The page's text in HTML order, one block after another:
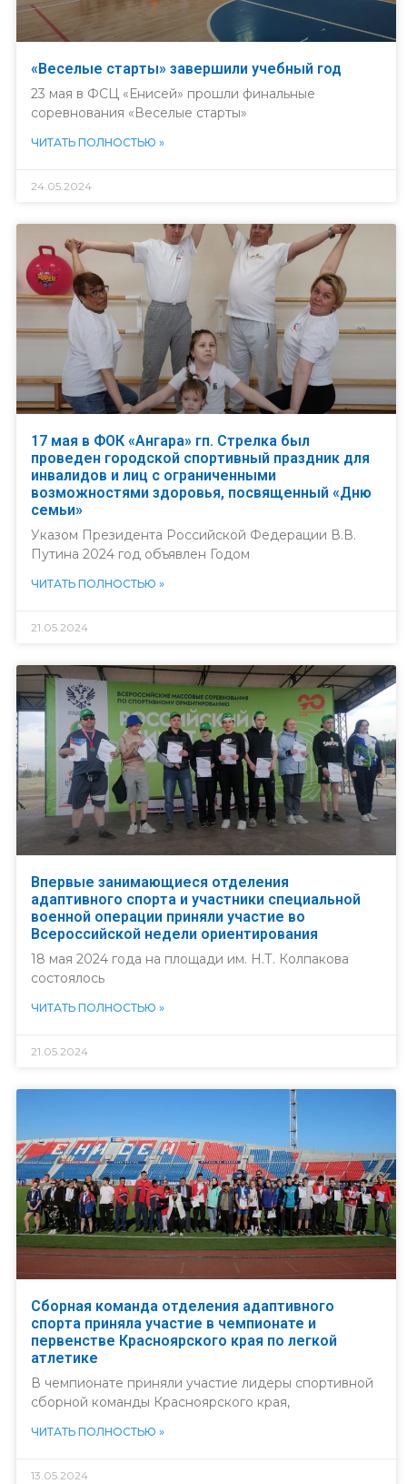
«Веселые старты» завершили учебный год
23 мая в ФСЦ «Енисей» прошли финальные
соревнования «Веселые старты»
ЧИТАТЬ ПОЛНОСТЬЮ »
24.05.2024
17 мая в ФОК «Ангара» гп. Стрелка был
проведен городской спортивный праздник для
инвалидов и лиц с ограниченными
возможностями здоровья, посвященный «Дню
семьи»
Указом Президента Российской Федерации В.В.
Путина 2024 год объявлен Годом
ЧИТАТЬ ПОЛНОСТЬЮ »
21.05.2024
Впервые занимающиеся отделения
адаптивного спорта и участники специальной
военной операции приняли участие во
Всероссийской недели ориентирования
18 мая 2024 года на площади им. Н.Т. Колпакова
состоялось
ЧИТАТЬ ПОЛНОСТЬЮ »
21.05.2024
Сборная команда отделения адаптивного
спорта приняла участие в чемпионате и
первенстве Красноярского края по легкой
атлетике
В чемпионате приняли участие лидеры спортивной
сборной команды Красноярского края,
ЧИТАТЬ ПОЛНОСТЬЮ »
13.05.2024